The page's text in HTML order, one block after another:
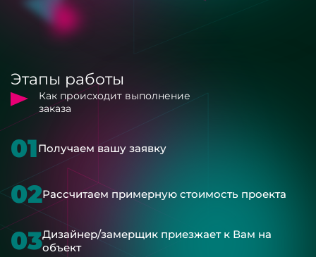
Этапы работы
Как происходит выполнение
заказа
01Получаем вашу заявку
02Рассчитаем примерную стоимость проекта
03Дизайнер/замерщик приезжает к Вам на
объект